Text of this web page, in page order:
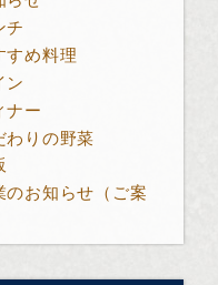
チ
すめ料理
ン
ナー
わりの野菜
のお知らせ（ご案